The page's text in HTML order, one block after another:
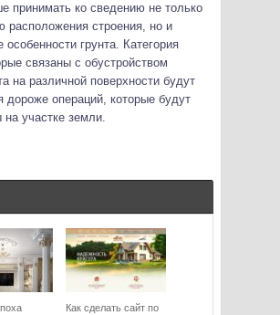
принимать ко сведению не только
расположения строения, но и
грунта. Категория
связаны с обустройством
на различной поверхности будут
дороже операций, которые будут
участке земли.
Как сделать сайт по